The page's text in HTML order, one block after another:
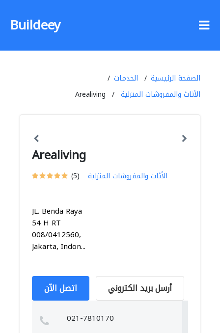
Buildeey
الصفحة الرئيسية
الخدمات
الأثاث والمفروشات المنزلية
Arealiving
Arealiving
(5) الأثاث والمفروشات المنزلية
JL. Benda Raya
54 H RT
008/0412560,
Jakarta, Indon...
اتصل الآن أرسل بريد الكتروني
021-7810170